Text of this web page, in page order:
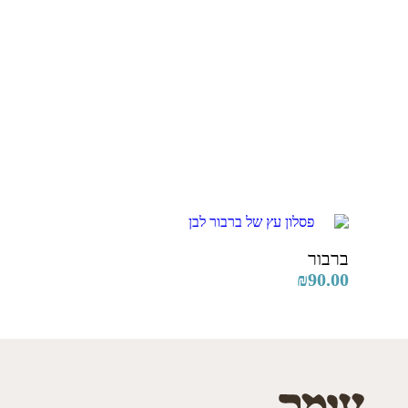
ברבור
₪90.00